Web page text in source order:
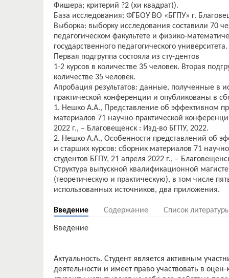
Фишера; критерий ?2 (хи квадрат)).
База исследования: ФГБОУ ВО «БГПУ» г.
Выборка: выборку исследования составили 70
педагогическом факультете и физико-
государственного педагогического
Первая подгруппа состояла из сту-дентов
1-2 курсов в количестве 35 человек. Вторая
количестве 35 человек.
Апробация результатов: данные, полученные в
практической конференции и опубликованы в
1. Нешко А.А., Представление об эффективном
материалов 71 научно-практической
2022 г., – Благовещенск : Изд-во БГПУ, 2022.
2. Нешко А.А., Особенности представлений об
и старших курсов: сборник материалов 71
студентов БГПУ, 21 апреля 2022 г., –
Структура выпускной квалификационной
(теоретическую и практическую), в том числе
Введение Содержание Список
Введение
Актуальность. Студент является активным
деятельности и имеет право участвовать в